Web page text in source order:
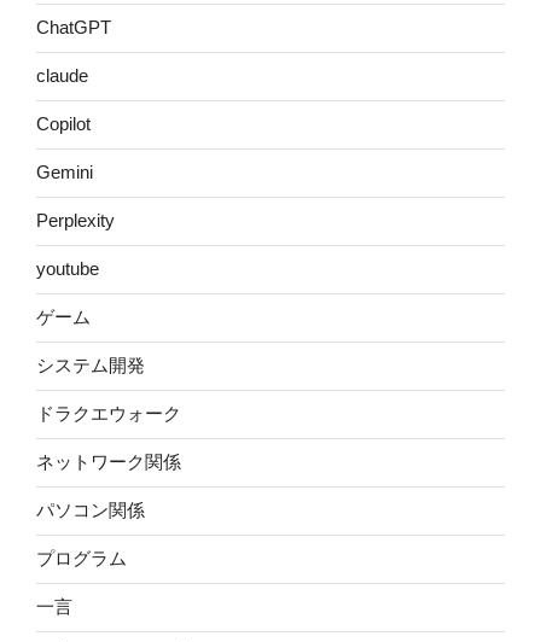
ChatGPT
claude
Copilot
Gemini
Perplexity
youtube
ゲーム
システム開発
ドラクエウォーク
ネットワーク関係
パソコン関係
プログラム
一言